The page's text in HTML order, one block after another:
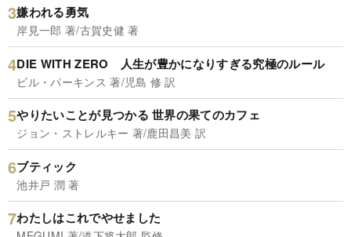
嫌われる勇気
岸見一郎 著/古賀史健 著
DIE WITH ZERO 人生が豊かになりすぎる究極のルール
ビル・パーキンス 著/児島 修 訳
やりたいことが見つかる 世界の果てのカフェ
ジョン・ストレルキー 著/鹿田昌美 訳
ブティック
池井戸 潤 著
わたしはこれでやせました